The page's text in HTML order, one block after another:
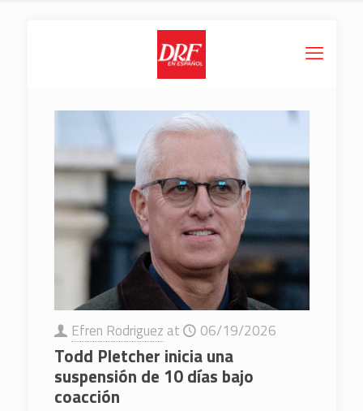
Efren Rodriguez at 06/19/2026
Todd Pletcher inicia una
suspensión de 10 días bajo
coacción